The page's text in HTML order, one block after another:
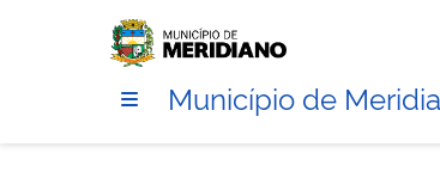
Município de